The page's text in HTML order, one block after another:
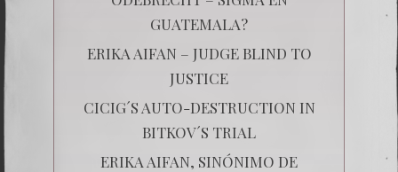
GUATEMALA?
ERIKA AIFAN – JUDGE BLIND TO
JUSTICE
CICIG´S AUTO-DESTRUCTION IN
BITKOV´S TRIAL
ERIKA AIFAN, SINÓNIMO DE